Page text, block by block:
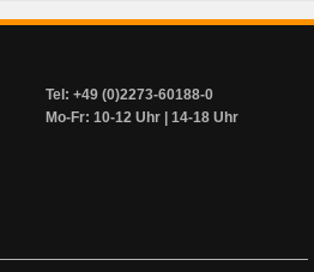
Tel: +49 (0)2273-60188-0
Mo-Fr: 10-12 Uhr | 14-18 Uhr